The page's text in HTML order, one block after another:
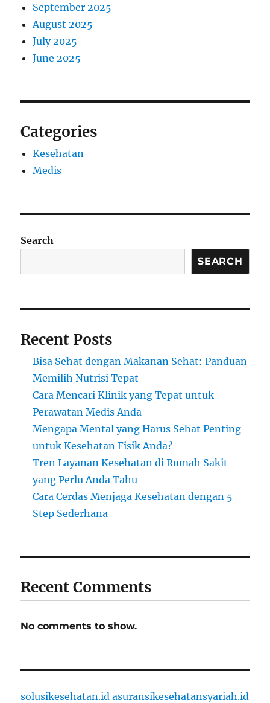
September 2025
August 2025
July 2025
June 2025
Categories
Kesehatan
Medis
Search
SEARCH
Recent Posts
Bisa Sehat dengan Makanan Sehat: Panduan
Memilih Nutrisi Tepat
Cara Mencari Klinik yang Tepat untuk
Perawatan Medis Anda
Mengapa Mental yang Harus Sehat Penting
untuk Kesehatan Fisik Anda?
Tren Layanan Kesehatan di Rumah Sakit
yang Perlu Anda Tahu
Cara Cerdas Menjaga Kesehatan dengan 5
Step Sederhana
Recent Comments
No comments to show.
solusikesehatan.id asuransikesehatansyariah.id